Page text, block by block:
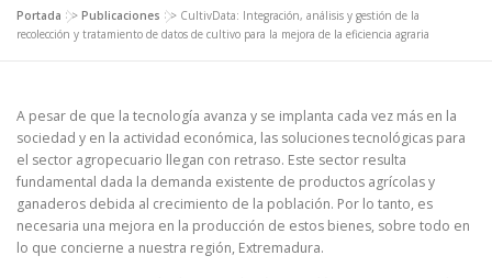
Portada >> Publicaciones >> CultivData: Integración, análisis y gestión de la
recolección y tratamiento de datos de cultivo para la mejora de la eficiencia agraria
A pesar de que la tecnología avanza y se implanta cada vez más en la
sociedad y en la actividad económica, las soluciones tecnológicas para
el sector agropecuario llegan con retraso. Este sector resulta
fundamental dada la demanda existente de productos agrícolas y
ganaderos debida al crecimiento de la población. Por lo tanto, es
necesaria una mejora en la producción de estos bienes, sobre todo en
lo que concierne a nuestra región, Extremadura.